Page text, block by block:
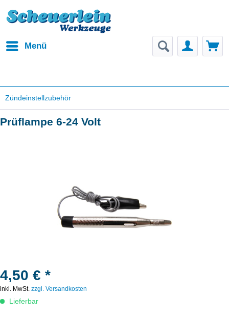
Menü
Zündeinstellzubehör
Prüflampe 6-24 Volt
4,50 € *
inkl. MwSt. zzgl. Versandkosten
Lieferbar